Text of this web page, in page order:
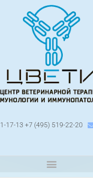
17-13 +7 (495) 519-22-20